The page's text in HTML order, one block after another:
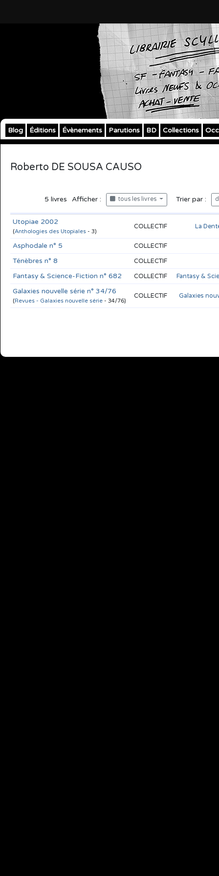
Blog Éditions Évènements Parutions BD Collections
Roberto DE SOUSA CAUSO
5 livres Afficher : tous les livres Trier par :
Utopiae 2002
(Anthologies des Utopiales - 3)
COLLECTIF La
Asphodale n° 5 COLLECTIF
Ténèbres n° 8 COLLECTIF
Fantasy & Science-Fiction n° 682 COLLECTIF Fantasy &
Galaxies nouvelle série n° 34/76
(Revues - Galaxies nouvelle série - 34/76)
COLLECTIF Galaxies